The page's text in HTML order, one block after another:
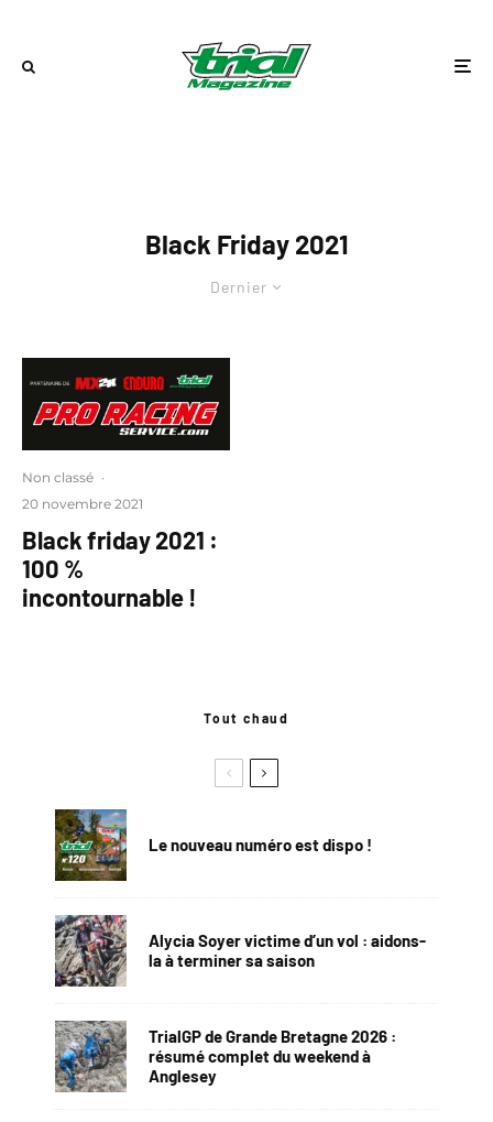
Black Friday 2021
Dernier
Non classé ·
20 novembre 2021
Black friday 2021 :
100 %
incontournable !
Tout chaud
Le nouveau numéro est dispo !
Alycia Soyer victime d’un vol : aidons-
la à terminer sa saison
TrialGP de Grande Bretagne 2026 :
résumé complet du weekend à
Anglesey